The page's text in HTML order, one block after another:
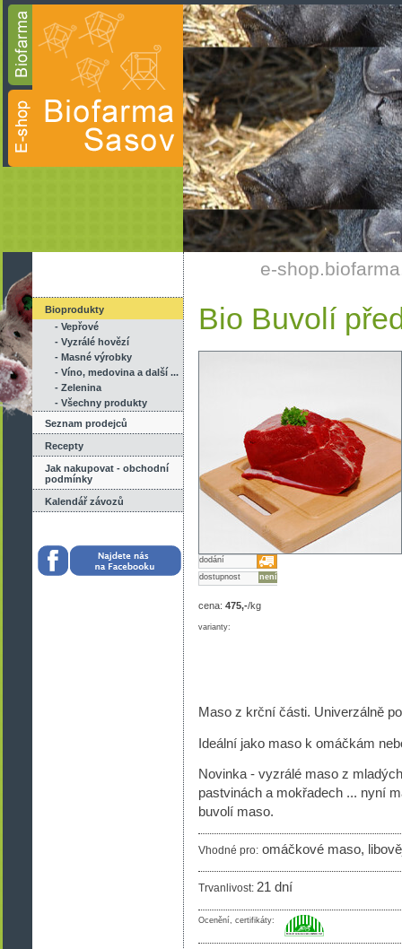
Bioprodukty
- Vepřové
- Vyzrálé hovězí
- Masné výrobky
- Víno, medovina a další ...
- Zelenina
- Všechny produkty
Seznam prodejců
Recepty
Jak nakupovat - obchodní
podmínky
Kalendář závozů
e-
Bio Buvolí
dodání
není
dostupnost
cena: 475,-/kg
varianty:
Maso z krční části. Univerzálně
Ideální jako maso k omáčkám
Novinka - vyzrálé maso z
pastvinách a mokřadech ... nyní
buvolí maso.
Vhodné pro: omáčkové maso,
Trvanlivost: 21 dní
Ocenění, certifikáty: